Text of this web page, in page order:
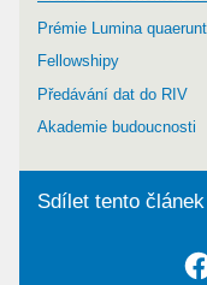
Prémie Lumina
Fellowshipy
Předávání dat do RIV
Akademie budoucnosti
Sdílet tento článek